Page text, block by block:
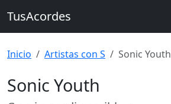
TusAcordes
Inicio Artistas con S Sonic Youth
Sonic Youth